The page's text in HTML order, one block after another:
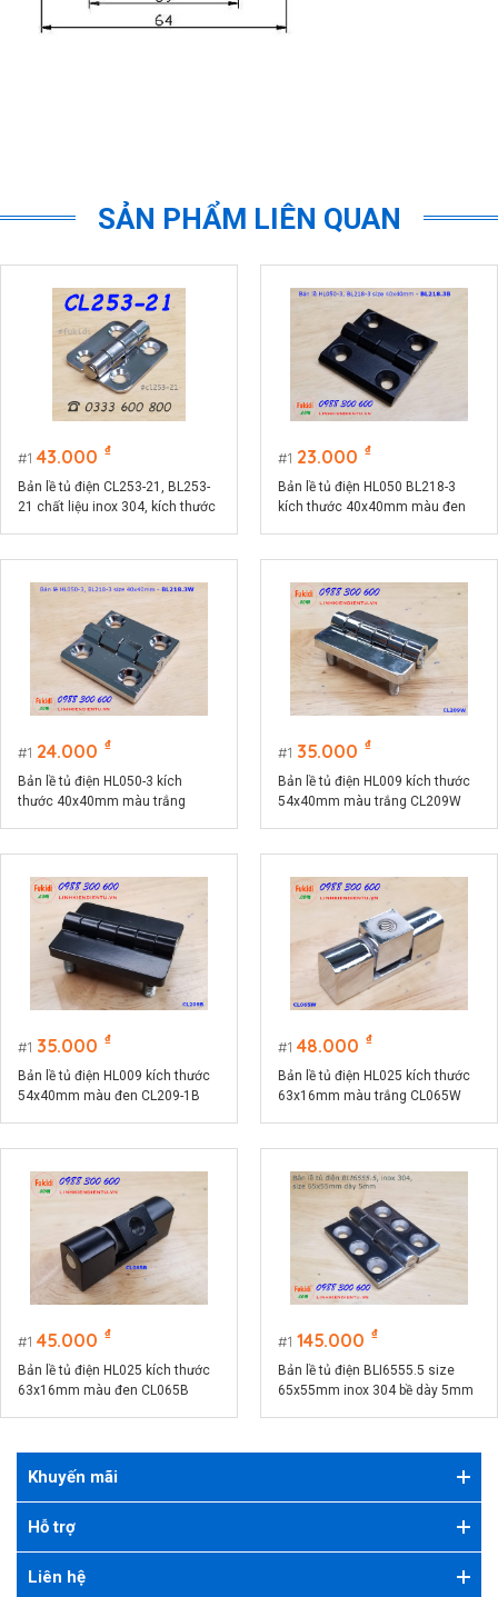
SẢN PHẨM LIÊN QUAN
1 43.000 ₫
Bản lề tủ điện CL253-21, BL253-
21 chất liệu inox 304, kích thước
1 23.000 ₫
Bản lề tủ điện HL050 BL218-3
kích thước 40x40mm màu đen
1 24.000 ₫
Bản lề tủ điện HL050-3 kích
thước 40x40mm màu trắng
1 35.000 ₫
Bản lề tủ điện HL009 kích thước
54x40mm màu trắng CL209W
1 35.000 ₫
Bản lề tủ điện HL009 kích thước
54x40mm màu đen CL209-1B
1 48.000 ₫
Bản lề tủ điện HL025 kích thước
63x16mm màu trắng CL065W
1 45.000 ₫
Bản lề tủ điện HL025 kích thước
63x16mm màu đen CL065B
1 145.000 ₫
Bản lề tủ điện BLI6555.5 size
65x55mm inox 304 bề dày 5mm
Khuyến mãi
Hỗ trợ
Liên hệ